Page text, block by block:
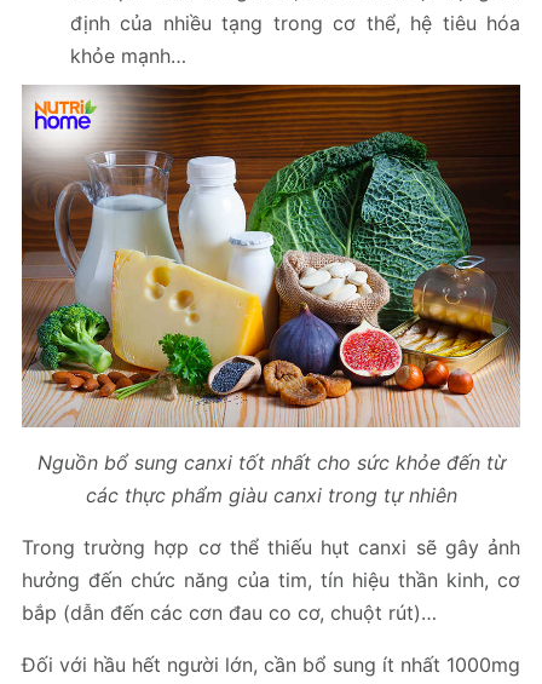
định của nhiều tạng trong cơ thể, hệ tiêu hóa
khỏe mạnh…
Nguồn bổ sung canxi tốt nhất cho sức khỏe đến từ
các thực phẩm giàu canxi trong tự nhiên
Trong trường hợp cơ thể thiếu hụt canxi sẽ gây ảnh
hưởng đến chức năng của tim, tín hiệu thần kinh, cơ
bắp (dẫn đến các cơn đau co cơ, chuột rút)…
Đối với hầu hết người lớn, cần bổ sung ít nhất 1000mg